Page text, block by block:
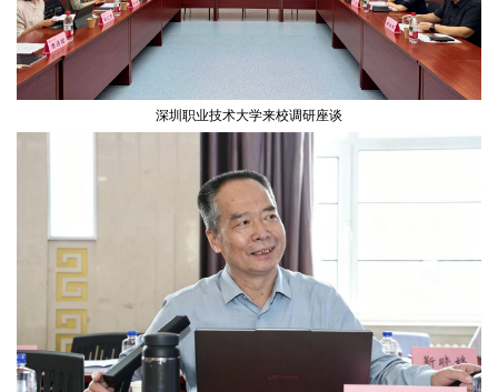
深圳职业技术大学来校调研座谈